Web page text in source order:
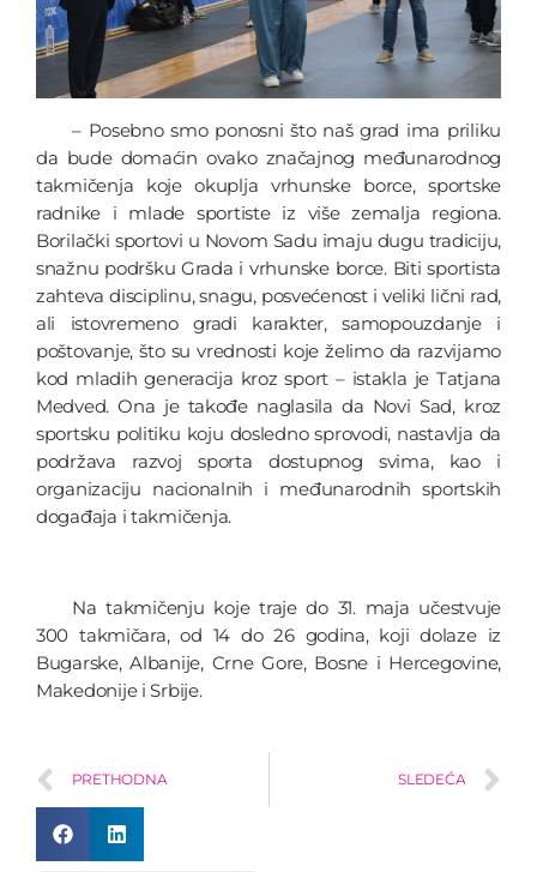
– Posebno smo ponosni što naš grad ima priliku
da bude domaćin ovako značajnog međunarodnog
takmičenja koje okuplja vrhunske borce, sportske
radnike i mlade sportiste iz više zemalja regiona.
Borilački sportovi u Novom Sadu imaju dugu tradiciju,
snažnu podršku Grada i vrhunske borce. Biti sportista
zahteva disciplinu, snagu, posvećenost i veliki lični rad,
ali istovremeno gradi karakter, samopouzdanje i
poštovanje, što su vrednosti koje želimo da razvijamo
kod mladih generacija kroz sport – istakla je Tatjana
Medved. Ona je takođe naglasila da Novi Sad, kroz
sportsku politiku koju dosledno sprovodi, nastavlja da
podržava razvoj sporta dostupnog svima, kao i
organizaciju nacionalnih i međunarodnih sportskih
događaja i takmičenja.
Na takmičenju koje traje do 31. maja učestvuje
300 takmičara, od 14 do 26 godina, koji dolaze iz
Bugarske, Albanije, Crne Gore, Bosne i Hercegovine,
Makedonije i Srbije.
PRETHODNA SLEDEĆA